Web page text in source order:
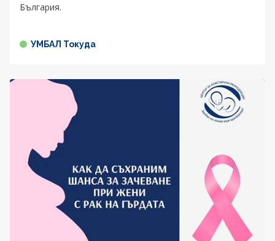
България.
УМБАЛ Токуда